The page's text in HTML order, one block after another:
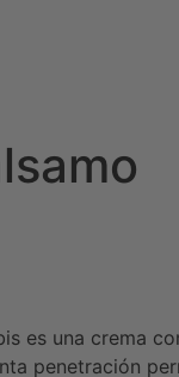
es una crema
penetración